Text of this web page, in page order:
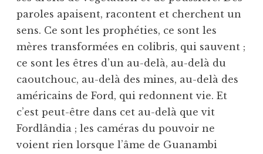
paroles apaisent, racontent et cherchent un
sens. Ce sont les prophéties, ce sont les
mères transformées en colibris, qui sauvent ;
ce sont les êtres d’un au-delà, au-delà du
caoutchouc, au-delà des mines, au-delà des
américains de Ford, qui redonnent vie. Et
c’est peut-être dans cet au-delà que vit
Fordlândia ; les caméras du pouvoir ne
voient rien lorsque l’âme de Guanambi